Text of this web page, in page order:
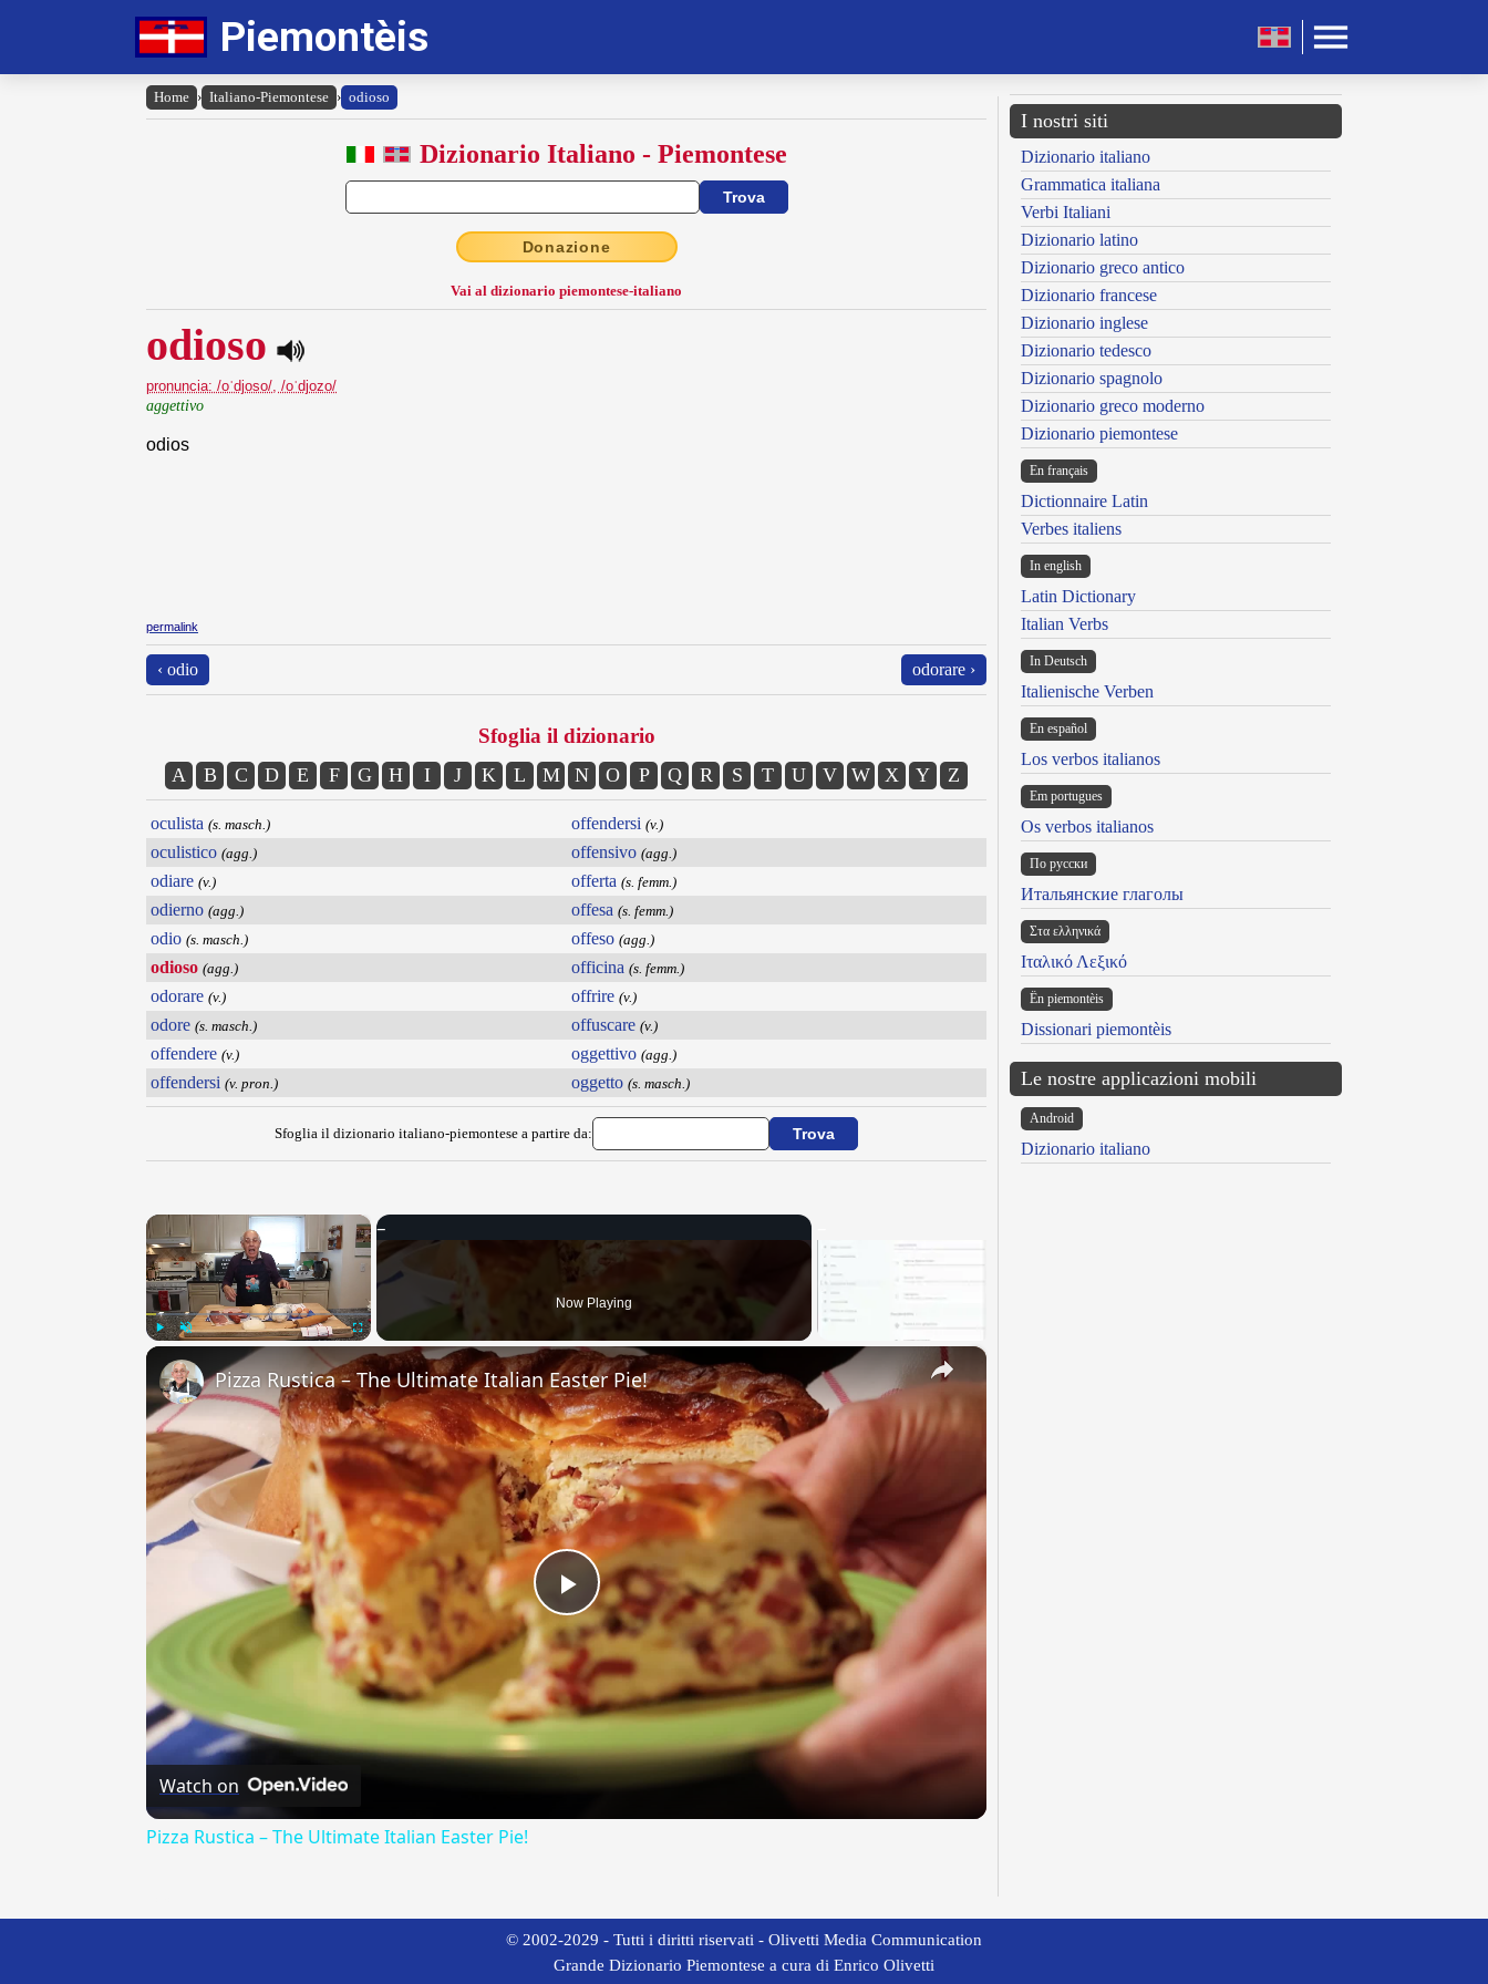
Piemontèis
Home › Italiano-Piemontese › odioso
Dizionario Italiano - Piemontese
Donazione
Vai al dizionario piemontese-italiano
odioso
pronuncia: /oˈdjoso/, /oˈdjozo/
aggettivo
odios
permalink
‹ odio odorare ›
Sfoglia il dizionario
A B C D E F G H I J K L M N O P Q R S T U V W X Y Z
oculista (s. masch.)
oculistico (agg.)
odiare (v.)
odierno (agg.)
odio (s. masch.)
odioso (agg.)
odorare (v.)
odore (s. masch.)
offendere (v.)
offendersi (v. pron.)
offendersi (v.)
offensivo (agg.)
offerta (s. femm.)
offesa (s. femm.)
offeso (agg.)
officina (s. femm.)
offrire (v.)
offuscare (v.)
oggettivo (agg.)
oggetto (s. masch.)
Sfoglia il dizionario italiano-piemontese a partire da:
×
Fullscreen
Now Playing
×
Play
Video
Pizza Rustica – The Ultimate Italian Easter Pie!
Watch on
Pizza Rustica – The Ultimate Italian Easter Pie!
I nostri siti
Dizionario italiano
Grammatica italiana
Verbi Italiani
Dizionario latino
Dizionario greco antico
Dizionario francese
Dizionario inglese
Dizionario tedesco
Dizionario spagnolo
Dizionario greco moderno
Dizionario piemontese
En français
Dictionnaire Latin
Verbes italiens
In english
Latin Dictionary
Italian Verbs
In Deutsch
Italienische Verben
En español
Los verbos italianos
Em portugues
Os verbos italianos
По русски
Итальянские глаголы
Στα ελληνικά
Ιταλικό Λεξικό
Ën piemontèis
Dissionari piemontèis
Le nostre applicazioni mobili
Android
Dizionario italiano
© 2002-2029 - Tutti i diritti riservati - Olivetti Media Communication
Grande Dizionario Piemontese a cura di Enrico Olivetti